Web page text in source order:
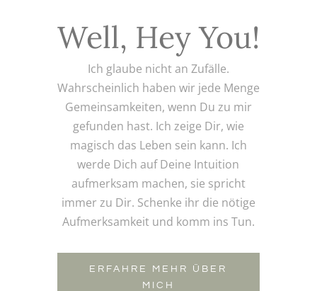
Well, Hey You!
Ich glaube nicht an Zufälle.
Wahrscheinlich haben wir jede Menge
Gemeinsamkeiten, wenn Du zu mir
gefunden hast. Ich zeige Dir, wie
magisch das Leben sein kann. Ich
werde Dich auf Deine Intuition
aufmerksam machen, sie spricht
immer zu Dir. Schenke ihr die nötige
Aufmerksamkeit und komm ins Tun.
ERFAHRE MEHR ÜBER
MICH